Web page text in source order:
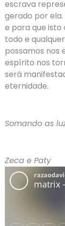
escrava
gerado por
e para que isto
todo e
possamos nos
espírito nos
será
eternidade.
Somando as
Zeca e Paty